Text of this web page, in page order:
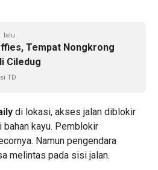
lalu
Tempat Nongkrong
Ciledug
TD
di lokasi, akses jalan diblokir
bahan kayu. Pemblokir
Namun pengendara
melintas pada sisi jalan.